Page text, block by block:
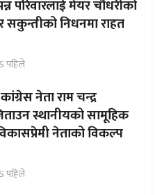
परिवारलाई मेयर चौधरीको
सकुन्तीको निधनमा राहत
पहिले
नेता राम चन्द्र
स्थानीयको सामूहिक
नेताको विकल्प
पहिले